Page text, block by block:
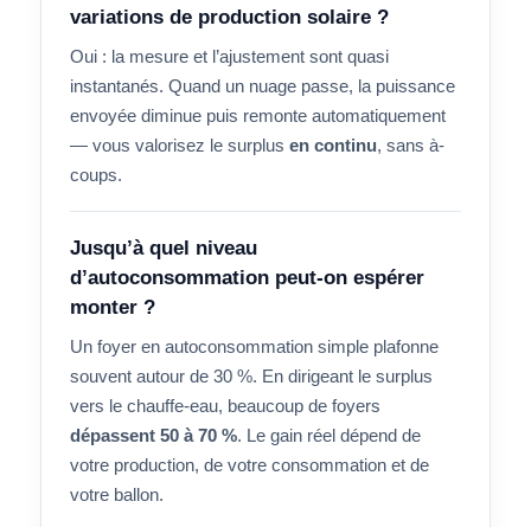
variations de production solaire ?
Oui : la mesure et l’ajustement sont quasi
instantanés. Quand un nuage passe, la puissance
envoyée diminue puis remonte automatiquement
— vous valorisez le surplusen continu, sans à-
coups.
Jusqu’à quel niveau
d’autoconsommation peut-on espérer
monter ?
Un foyer en autoconsommation simple plafonne
souvent autour de 30 %. En dirigeant le surplus
vers le chauffe-eau, beaucoup de foyers
dépassent 50 à 70 %. Le gain réel dépend de
votre production, de votre consommation et de
votre ballon.